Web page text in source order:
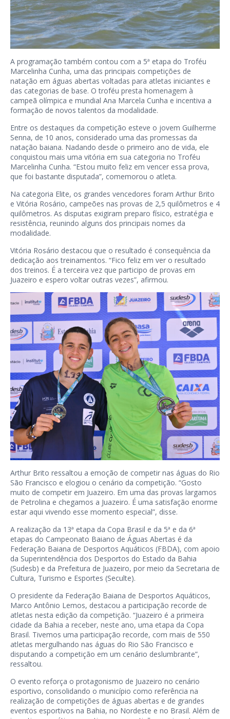
A programação também contou com a 5ª etapa do Troféu
Marcelinha Cunha, uma das principais competições de
natação em águas abertas voltadas para atletas iniciantes e
das categorias de base. O troféu presta homenagem à
campeã olímpica e mundial Ana Marcela Cunha e incentiva a
formação de novos talentos da modalidade.
Entre os destaques da competição esteve o jovem Guilherme
Senna, de 10 anos, considerado uma das promessas da
natação baiana. Nadando desde o primeiro ano de vida, ele
conquistou mais uma vitória em sua categoria no Troféu
Marcelinha Cunha. “Estou muito feliz em vencer essa prova,
que foi bastante disputada”, comemorou o atleta.
Na categoria Elite, os grandes vencedores foram Arthur Brito
e Vitória Rosário, campeões nas provas de 2,5 quilômetros e 4
quilômetros. As disputas exigiram preparo físico, estratégia e
resistência, reunindo alguns dos principais nomes da
modalidade.
Vitória Rosário destacou que o resultado é consequência da
dedicação aos treinamentos. “Fico feliz em ver o resultado
dos treinos. É a terceira vez que participo de provas em
Juazeiro e espero voltar outras vezes”, afirmou.
Arthur Brito ressaltou a emoção de competir nas águas do Rio
São Francisco e elogiou o cenário da competição. “Gosto
muito de competir em Juazeiro. Em uma das provas largamos
de Petrolina e chegamos a Juazeiro. É uma satisfação enorme
estar aqui vivendo esse momento especial”, disse.
A realização da 13ª etapa da Copa Brasil e da 5ª e da 6ª
etapas do Campeonato Baiano de Águas Abertas é da
Federação Baiana de Desportos Aquáticos (FBDA), com apoio
da Superintendência dos Desportos do Estado da Bahia
(Sudesb) e da Prefeitura de Juazeiro, por meio da Secretaria de
Cultura, Turismo e Esportes (Seculte).
O presidente da Federação Baiana de Desportos Aquáticos,
Marco Antônio Lemos, destacou a participação recorde de
atletas nesta edição da competição. “Juazeiro é a primeira
cidade da Bahia a receber, neste ano, uma etapa da Copa
Brasil. Tivemos uma participação recorde, com mais de 550
atletas mergulhando nas águas do Rio São Francisco e
disputando a competição em um cenário deslumbrante”,
ressaltou.
O evento reforça o protagonismo de Juazeiro no cenário
esportivo, consolidando o município como referência na
realização de competições de águas abertas e de grandes
eventos esportivos na Bahia, no Nordeste e no Brasil. Além de